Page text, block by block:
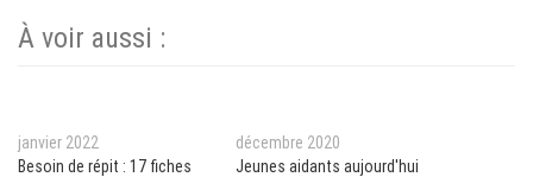
À voir aussi :
janvier 2022
Besoin de répit : 17 fiches
décembre 2020
Jeunes aidants aujourd'hui